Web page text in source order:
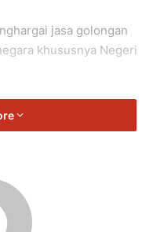
jasa golongan
khususnya Negeri
RM200 ini akan
musim perayaan
telah berdaftar pada
sumbangan kewangan